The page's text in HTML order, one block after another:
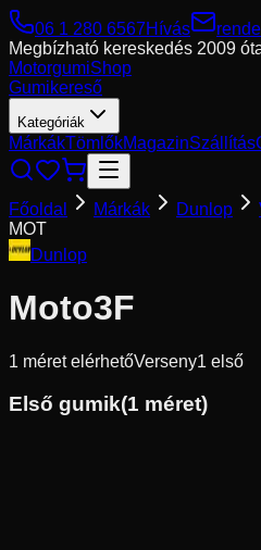
06 1 280 6567Hívás
Megbízható kereskedés 2009
MotorgumiShop
Gumikereső
Kategóriák
MárkákTömlőkMagazinSzállítás
Főoldal Márkák Dunlop
MOT
Dunlop
Moto3F
1 méret elérhetőVerseny1 első
Első gumik(1 méret)